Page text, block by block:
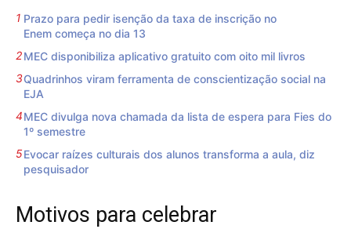
Prazo para pedir isenção da taxa de inscrição no
Enem começa no dia 13
MEC disponibiliza aplicativo gratuito com oito mil livros
Quadrinhos viram ferramenta de conscientização social na
EJA
MEC divulga nova chamada da lista de espera para Fies do
1º semestre
Evocar raízes culturais dos alunos transforma a aula, diz
pesquisador
Motivos para celebrar